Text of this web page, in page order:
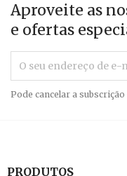
Aproveite as
e ofertas
Pode cancelar a
PRODUTOS